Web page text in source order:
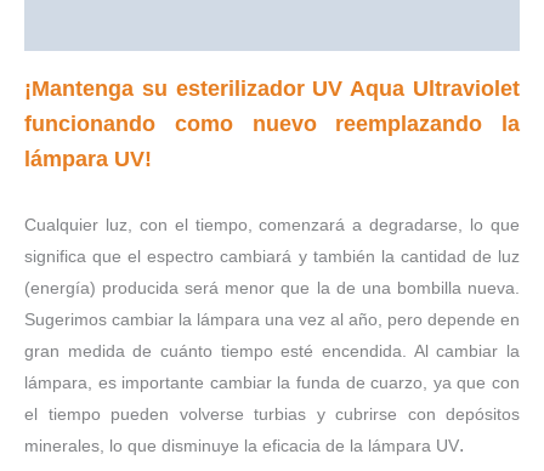
¡Mantenga su esterilizador UV Aqua Ultraviolet
funcionando como nuevo reemplazando la
lámpara UV!
Cualquier luz, con el tiempo, comenzará a degradarse, lo que
significa que el espectro cambiará y también la cantidad de luz
(energía) producida será menor que la de una bombilla nueva.
Sugerimos cambiar la lámpara una vez al año, pero depende en
gran medida de cuánto tiempo esté encendida. Al cambiar la
lámpara, es importante cambiar la funda de cuarzo, ya que con
el tiempo pueden volverse turbias y cubrirse con depósitos
minerales, lo que disminuye la eficacia de la lámpara UV.